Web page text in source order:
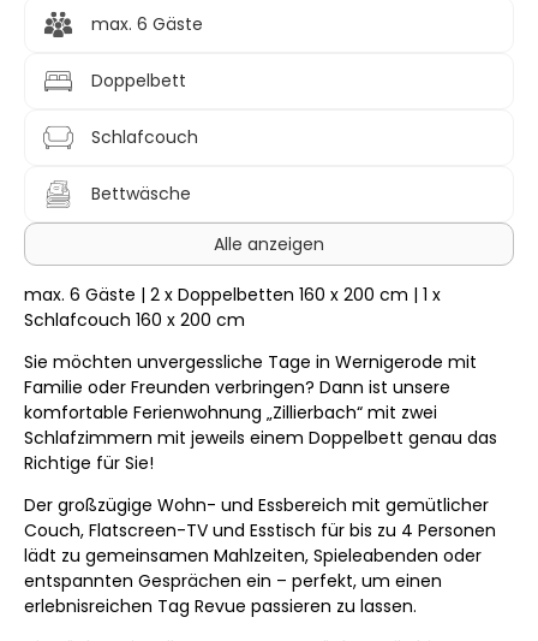
max. 6 Gäste
Doppelbett
Schlafcouch
Bettwäsche
Alle anzeigen
max. 6 Gäste | 2 x Doppelbetten 160 x 200 cm | 1 x
Schlafcouch 160 x 200 cm
Sie möchten unvergessliche Tage in Wernigerode mit
Familie oder Freunden verbringen? Dann ist unsere
komfortable Ferienwohnung „Zillierbach“ mit zwei
Schlafzimmern mit jeweils einem Doppelbett genau das
Richtige für Sie!
Der großzügige Wohn- und Essbereich mit gemütlicher
Couch, Flatscreen-TV und Esstisch für bis zu 4 Personen
lädt zu gemeinsamen Mahlzeiten, Spieleabenden oder
entspannten Gesprächen ein – perfekt, um einen
erlebnisreichen Tag Revue passieren zu lassen.